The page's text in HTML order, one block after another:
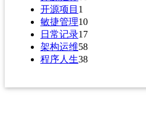
开源项目 1
敏捷管理10
日常记录17
架构运维58
程序人生38